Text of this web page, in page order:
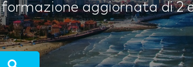
aggiornata di 2